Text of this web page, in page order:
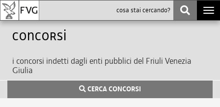
Concorsi
i concorsi indetti dagli enti pubblici del Friuli Venezia
Giulia
CERCA CONCORSI